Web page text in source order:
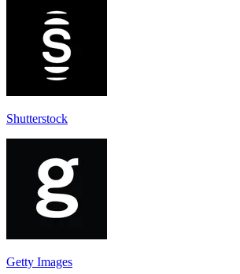
Shutterstock
Getty Images